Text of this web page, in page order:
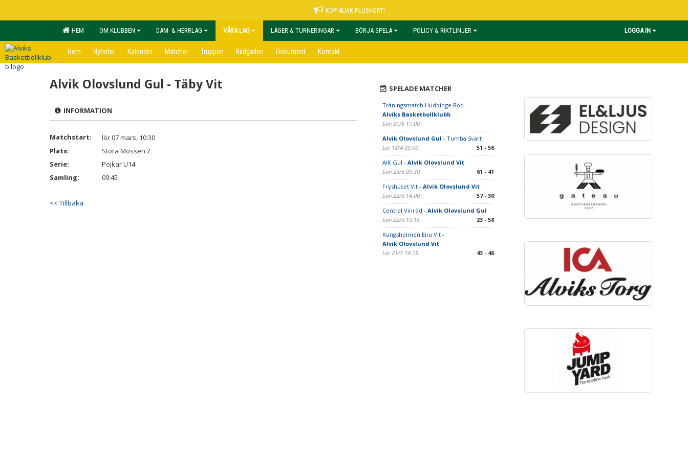
KÖP ALVIK PLUSKORT!
HEM OM KLUBBEN DAM- & HERRLAG VÅRA LAG LÄGER & TURNERINGAR BÖRJA SPELA POLICY & RIKTLINJER LOGGA IN
Hem Nyheter Kalender Matcher Truppen Bildgalleri Dokument Kontakt
Alvik Olovslund Gul - Täby Vit
INFORMATION
Matchstart:
lör 07 mars, 10:30
Plats:
Stora Mossen 2
Serie:
Pojkar U14
Samling:
09:45
<< Tillbaka
SPELADE MATCHER
Träningsmatch Huddinge Röd -
Alviks Basketbollklubb
Sön 31/5 17:00
Alvik Olovslund Gul - Tumba Svart
Lör 18/4 09:00
51 - 56
AIK Gul - Alvik Olovslund Vit
Sön 29/3 09:30
61 - 41
Fryshuset Vit - Alvik Olovslund Vit
Sön 22/3 14:00
57 - 30
Central Vinröd - Alvik Olovslund Gul
Sön 22/3 10:15
23 - 58
Kungsholmen Eira Vit -
Alvik Olovslund Vit
Lör 21/3 14:15
43 - 46